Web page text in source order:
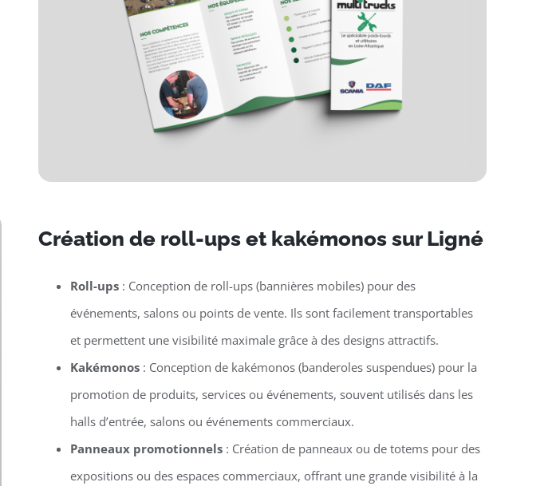
Création de roll-ups et kakémonos sur Ligné
Roll-ups : Conception de roll-ups (bannières mobiles) pour des
événements, salons ou points de vente. Ils sont facilement transportables
et permettent une visibilité maximale grâce à des designs attractifs.
Kakémonos : Conception de kakémonos (banderoles suspendues) pour la
promotion de produits, services ou événements, souvent utilisés dans les
halls d’entrée, salons ou événements commerciaux.
Panneaux promotionnels : Création de panneaux ou de totems pour des
expositions ou des espaces commerciaux, offrant une grande visibilité à la